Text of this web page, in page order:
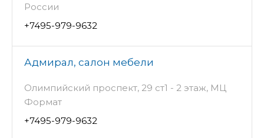
России
+7495-979-9632
Адмирал, салон мебели
Олимпийский проспект, 29 ст1 - 2 этаж, МЦ
Формат
+7495-979-9632